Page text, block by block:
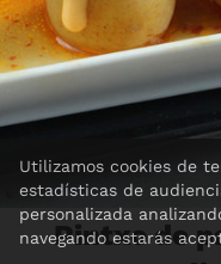
Pintxo de
Utilizamos cookies de
estadísticas de
personalizada
navegando estarás